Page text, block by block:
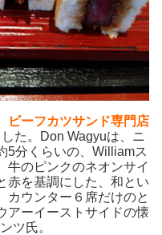
ビーフカツサンド専門店
た。Don Wagyuは、ニ
5分くらいの、Williamス
牛のピンクのネオンサイ
赤を基調にした、和とい
カウンター６席だけのと
アーイーストサイドの懐
ツ氏。